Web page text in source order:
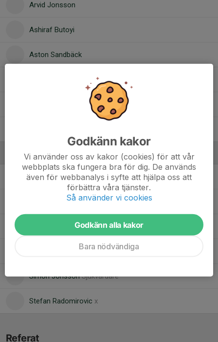
Arvid Jonsson
Ashiraf Butoyi
Aston Sandbäck
Ledare
Frida HanssonTränar
John ÖhrnellAss tränare
Kenny LissmanTränare
Malin Dammen SveenTränare/Föräldrarepresentant
Simon JonssonSjukvårdare
Stefan Radomirovic x
Referat
Godkänn kakor
Vi använder oss av kakor (cookies) för att vår
webbplats ska fungera bra för dig. De används
även för webbanalys i syfte att hjälpa oss att
förbättra våra tjänster.
Så använder vi cookies
Godkänn alla kakor
Bara nödvändiga